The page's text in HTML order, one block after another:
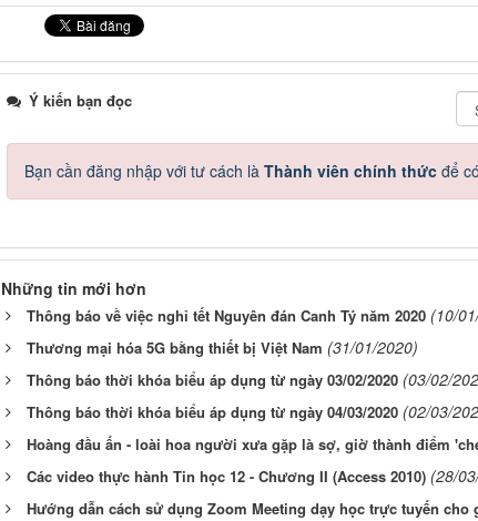
Ý kiến bạn đọc
Bạn cần đăng nhập với tư cách là Thành viên chính thứcđể
Những tin mới hơn
Thông báo về việc nghỉ tết Nguyên đán Canh Tý năm 2020 (10/
Thương mại hóa 5G bằng thiết bị Việt Nam (31/01/2020)
Thông báo thời khóa biểu áp dụng từ ngày 03/02/2020 (03/02/
Thông báo thời khóa biểu áp dụng từ ngày 04/03/2020 (02/03/
Hoàng đầu ấn - loài hoa người xưa gặp là sợ, giờ thành điểm
Các video thực hành Tin học 12 - Chương II (Access 2010) (28/
Hướng dẫn cách sử dụng Zoom Meeting dạy học trực tuyến cho